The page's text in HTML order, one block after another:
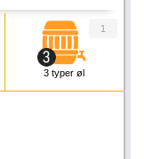
3 typer øl
1